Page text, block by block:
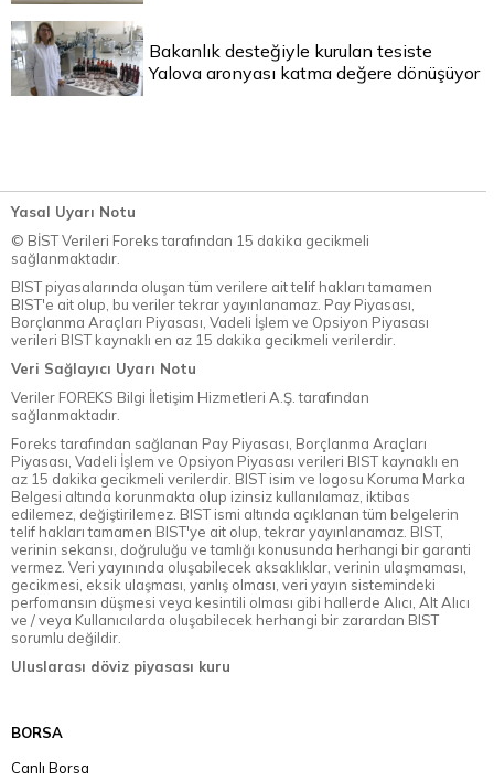
Bakanlık desteğiyle kurulan tesiste
Yalova aronyası katma değere dönüşüyor
Yasal Uyarı Notu
© BİST Verileri Foreks tarafından 15 dakika gecikmeli
sağlanmaktadır.
BIST piyasalarında oluşan tüm verilere ait telif hakları tamamen
BIST'e ait olup, bu veriler tekrar yayınlanamaz. Pay Piyasası,
Borçlanma Araçları Piyasası, Vadeli İşlem ve Opsiyon Piyasası
verileri BIST kaynaklı en az 15 dakika gecikmeli verilerdir.
Veri Sağlayıcı Uyarı Notu
Veriler FOREKS Bilgi İletişim Hizmetleri A.Ş. tarafından
sağlanmaktadır.
Foreks tarafından sağlanan Pay Piyasası, Borçlanma Araçları
Piyasası, Vadeli İşlem ve Opsiyon Piyasası verileri BIST kaynaklı en
az 15 dakika gecikmeli verilerdir. BIST isim ve logosu Koruma Marka
Belgesi altında korunmakta olup izinsiz kullanılamaz, iktibas
edilemez, değiştirilemez. BIST ismi altında açıklanan tüm belgelerin
telif hakları tamamen BIST'ye ait olup, tekrar yayınlanamaz. BIST,
verinin sekansı, doğruluğu ve tamlığı konusunda herhangi bir garanti
vermez. Veri yayınında oluşabilecek aksaklıklar, verinin ulaşmaması,
gecikmesi, eksik ulaşması, yanlış olması, veri yayın sistemindeki
perfomansın düşmesi veya kesintili olması gibi hallerde Alıcı, Alt Alıcı
ve / veya Kullanıcılarda oluşabilecek herhangi bir zarardan BIST
sorumlu değildir.
Uluslarası döviz piyasası kuru
BORSA
Canlı Borsa